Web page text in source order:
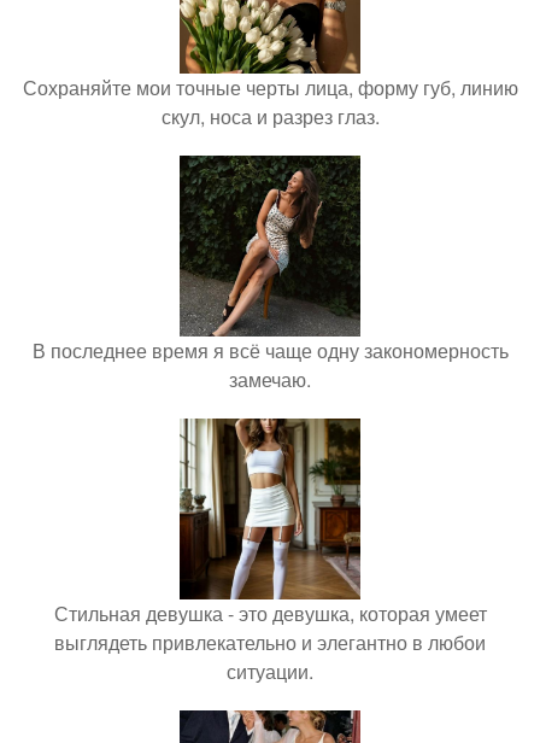
Сохраняйте мои точные черты лица, форму губ, линию
скул, носа и разрез глаз.
В последнее время я всё чаще одну закономерность
замечаю.
Стильная девушка - это девушка, которая умеет
выглядеть привлекательно и элегантно в любои
ситуации.